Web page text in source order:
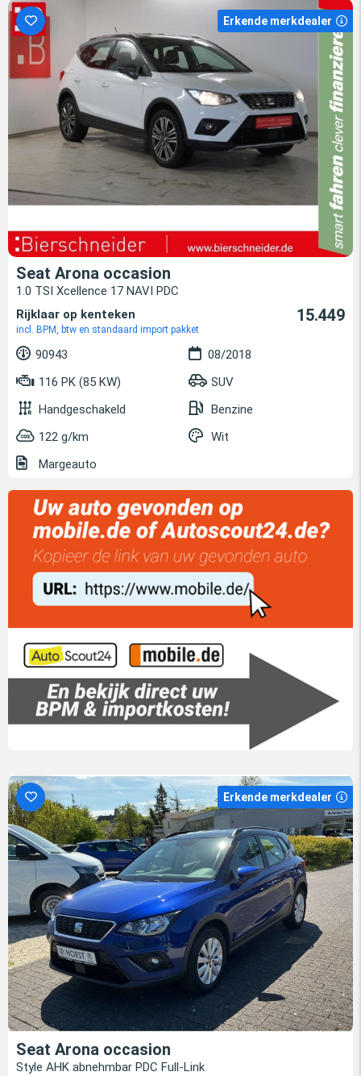
Erkende merkdealer
Seat Arona occasion
1.0 TSI Xcellence 17 NAVI PDC
Rijklaar op kenteken
incl. BPM, btw en standaard import pakket
15.449
90943
08/2018
116 PK (85 KW)
SUV
Handgeschakeld
Benzine
122 g/km
Wit
Margeauto
Erkende merkdealer
Seat Arona occasion
Style AHK abnehmbar PDC Full-Link